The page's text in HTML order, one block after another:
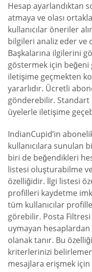
Hesap ayarlandıktan
atmaya ve olası
kullanıcılar öneriler
bilgileri analiz eder ve
Başkalarına ilgilerini
göstermek için
iletişime geçmekten
yararlıdır. Ücretli
gönderebilir. Standart
üyelerle iletişime
IndianCupid’in
kullanıcılara sunulan
biri de beğendikleri
listesi oluşturabilme
özelliğidir. İlgi listesi
profilleri kaydetme
tüm kullanıcılar
görebilir. Posta
uymayan
olanak tanır. Bu
kriterlerinizi
mesajlara erişmek